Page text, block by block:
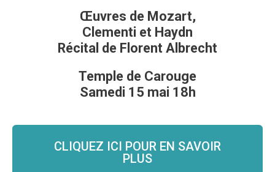
Œuvres de Mozart,
Clementi et Haydn
Récital de Florent Albrecht
Temple de Carouge
Samedi 15 mai 18h
CLIQUEZ ICI POUR EN SAVOIR
PLUS